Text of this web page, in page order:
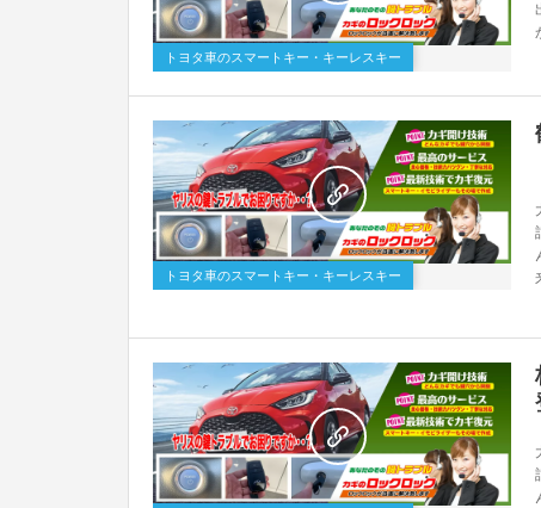
トヨタ車のスマートキー・キーレスキー
トヨタ車のスマートキー・キーレスキー